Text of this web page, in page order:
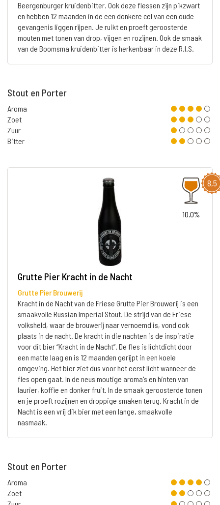
Beergenburger kruidenbitter. Ook deze flessen zijn pikzwart
en hebben 12 maanden in de een donkere cel van een oude
gevangenis liggen rijpen. Je ruikt en proeft geroosterde
mouten met tonen van drop, vijgen en rozijnen. Ook de smaak
van de Boomsma kruidenbitter is herkenbaar in deze R.I.S.
Stout en Porter
Aroma
Zoet
Zuur
Bitter
8,5
10.0%
Grutte Pier Kracht in de Nacht
Grutte Pier Brouwerij
Kracht in de Nacht van de Friese Grutte Pier Brouwerij is een
smaakvolle Russian Imperial Stout. De strijd van de Friese
volksheld, waar de brouwerij naar vernoemd is, vond ook
plaats in de nacht. De kracht in die nachten is de inspiratie
voor dit bier “Kracht in de Nacht”. De fles is lichtdicht door
een matte laag en is 12 maanden gerijpt in een koele
omgeving. Het bier ziet dus voor het eerst licht wanneer de
fles open gaat. In de neus moutige aroma's en hinten van
laurier, koffie en donker fruit. In de smaak geroosterde tonen
en je proeft rozijnen en droppige smaken terug. Kracht in de
Nacht is een vrij dik bier met een lange, smaakvolle
nasmaak.
Stout en Porter
Aroma
Zoet